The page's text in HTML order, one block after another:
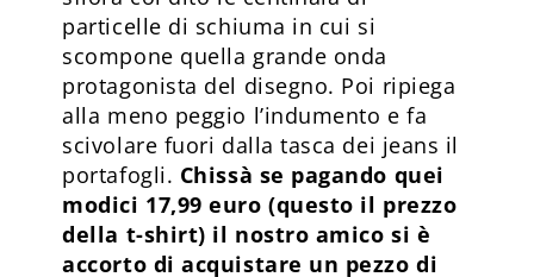
particelle di schiuma in cui si
scompone quella grande onda
protagonista del disegno. Poi ripiega
alla meno peggio l’indumento e fa
scivolare fuori dalla tasca dei jeans il
portafogli. Chissà se pagando quei
modici 17,99 euro (questo il prezzo
della t-shirt) il nostro amico si è
accorto di acquistare un pezzo di